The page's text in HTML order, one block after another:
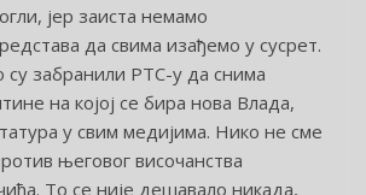
јер заиста немамо
да свима изађемо у сусрет.
су забранили РТС-у да снима
на којој се бира нова Влада,
у свим медијима. Нико не сме
његовог височанства
То се није дешавало никада,